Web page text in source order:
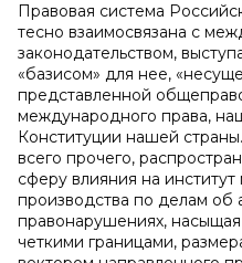
Правовая система
тесно взаимосвязана с
законодательством,
«базисом» для нее,
представленной
международного права,
Конституции нашей
всего прочего,
сферу влияния на
производства по делам об
правонарушениях,
четкими границами,